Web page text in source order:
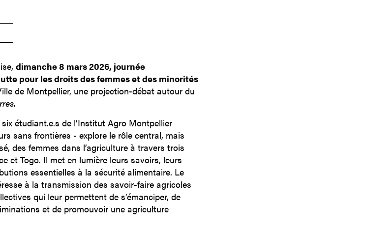
dimanche 8 mars 2026, journée
pour les droits des femmes et des minorités
de Montpellier, une projection-débat autour du
.
étudiant.e.s de l’Institut Agro Montpellier
sans frontières - explore le rôle central, mais
des femmes dans l’agriculture à travers trois
et Togo. Il met en lumière leurs savoirs, leurs
essentielles à la sécurité alimentaire. Le
à la transmission des savoir-faire agricoles
qui leur permettent de s’émanciper, de
et de promouvoir une agriculture